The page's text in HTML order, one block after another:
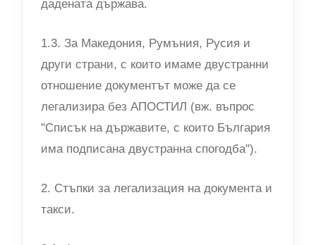
дадената държава.
1.3. За Македония, Румъния, Русия и
други страни, с които имаме двустранни
отношение документът може да се
легализира без АПОСТИЛ (вж. въпрос
"Списък на държавите, с които България
има подписана двустранна спогодба").
2. Стъпки за легализация на документа и
такси.